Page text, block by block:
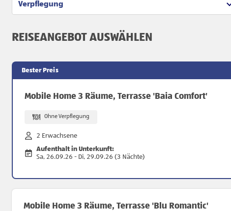
Verpflegung
REISEANGEBOT AUSWÄHLEN
Bester Preis
Mobile Home 3 Räume, Terrasse 'Baia Comfort'
Ohne Verpflegung
2 Erwachsene
Aufenthalt in Unterkunft:
Sa, 26.09.26 - Di, 29.09.26 (3 Nächte)
Mobile Home 3 Räume, Terrasse 'Blu Romantic'